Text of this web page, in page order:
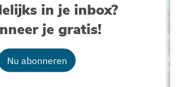
in je inbox?
je gratis!
Nu abonneren